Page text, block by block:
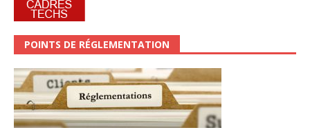
POINTS DE RÉGLEMENTATION